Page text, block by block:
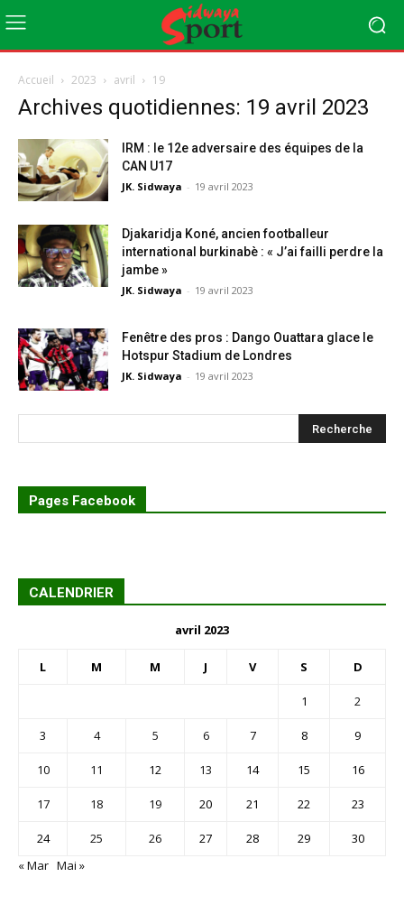
Accueil 2023 avril 19
Archives quotidiennes: 19 avril 2023
IRM : le 12e adversaire des équipes de la
CAN U17
JK. Sidwaya - 19 avril 2023
Djakaridja Koné, ancien footballeur
international burkinabè : « J’ai failli perdre la
jambe »
JK. Sidwaya - 19 avril 2023
Fenêtre des pros : Dango Ouattara glace le
Hotspur Stadium de Londres
JK. Sidwaya - 19 avril 2023
Pages Facebook
CALENDRIER
avril 2023
L M M J V S D
1 2
3 4 5 6 7 8 9
10 11 12 13 14 15 16
17 18 19 20 21 22 23
24 25 26 27 28 29
30
« Mar Mai »